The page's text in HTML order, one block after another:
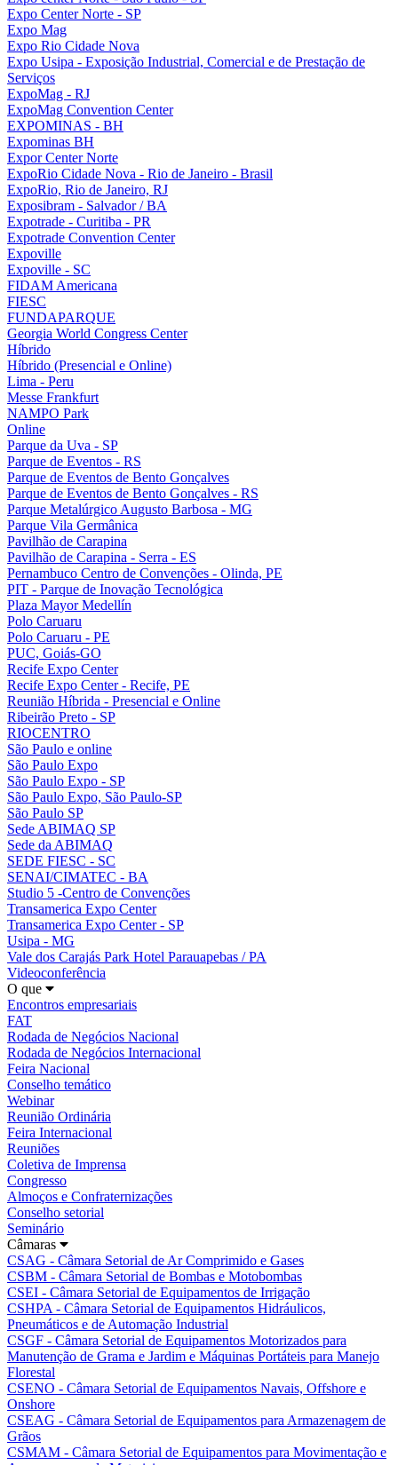
Expo Center Norte - SP
Expo Mag
Expo Rio Cidade Nova
Expo Usipa - Exposição Industrial, Comercial e de Prestação de
Serviços
ExpoMag - RJ
ExpoMag Convention Center
EXPOMINAS - BH
Expominas BH
Expor Center Norte
ExpoRio Cidade Nova - Rio de Janeiro - Brasil
ExpoRio, Rio de Janeiro, RJ
Exposibram - Salvador / BA
Expotrade - Curitiba - PR
Expotrade Convention Center
Expoville
Expoville - SC
FIDAM Americana
FIESC
FUNDAPARQUE
Georgia World Congress Center
Híbrido
Híbrido (Presencial e Online)
Lima - Peru
Messe Frankfurt
NAMPO Park
Online
Parque da Uva - SP
Parque de Eventos - RS
Parque de Eventos de Bento Gonçalves
Parque de Eventos de Bento Gonçalves - RS
Parque Metalúrgico Augusto Barbosa - MG
Parque Vila Germânica
Pavilhão de Carapina
Pavilhão de Carapina - Serra - ES
Pernambuco Centro de Convenções - Olinda, PE
PIT - Parque de Inovação Tecnológica
Plaza Mayor Medellín
Polo Caruaru
Polo Caruaru - PE
PUC, Goiás-GO
Recife Expo Center
Recife Expo Center - Recife, PE
Reunião Híbrida - Presencial e Online
Ribeirão Preto - SP
RIOCENTRO
São Paulo e online
São Paulo Expo
São Paulo Expo - SP
São Paulo Expo, São Paulo-SP
São Paulo SP
Sede ABIMAQ SP
Sede da ABIMAQ
SEDE FIESC - SC
SENAI/CIMATEC - BA
Studio 5 -Centro de Convenções
Transamerica Expo Center
Transamerica Expo Center - SP
Usipa - MG
Vale dos Carajás Park Hotel Parauapebas / PA
Videoconferência
O que
Encontros empresariais
FAT
Rodada de Negócios Nacional
Rodada de Negócios Internacional
Feira Nacional
Conselho temático
Webinar
Reunião Ordinária
Feira Internacional
Reuniões
Coletiva de Imprensa
Congresso
Almoços e Confraternizações
Conselho setorial
Seminário
Câmaras
CSAG - Câmara Setorial de Ar Comprimido e Gases
CSBM - Câmara Setorial de Bombas e Motobombas
CSEI - Câmara Setorial de Equipamentos de Irrigação
CSHPA - Câmara Setorial de Equipamentos Hidráulicos,
Pneumáticos e de Automação Industrial
CSGF - Câmara Setorial de Equipamentos Motorizados para
Manutenção de Grama e Jardim e Máquinas Portáteis para Manejo
Florestal
CSENO - Câmara Setorial de Equipamentos Navais, Offshore e
Onshore
CSEAG - Câmara Setorial de Equipamentos para Armazenagem de
Grãos
CSMAM - Câmara Setorial de Equipamentos para Movimentação e